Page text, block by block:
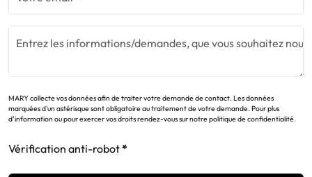
MARY collecte vos données afin de traiter votre demande de contact. Les données
marquées d'un astérisque sont obligatoire au traitement de votre demande. Pour plus
d’information ou pour exercer vos droits rendez-vous sur notre politique de confidentialité.
Vérification anti-robot